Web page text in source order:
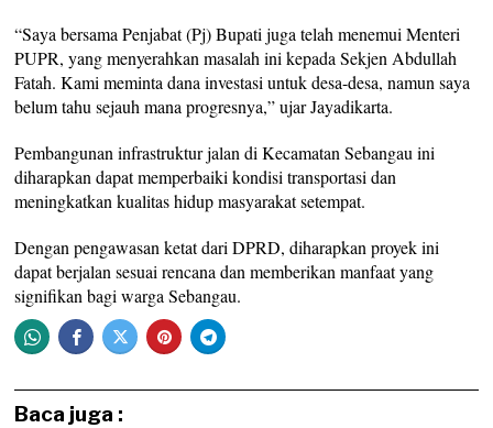
“Saya bersama Penjabat (Pj) Bupati juga telah menemui Menteri
PUPR, yang menyerahkan masalah ini kepada Sekjen Abdullah
Fatah. Kami meminta dana investasi untuk desa-desa, namun saya
belum tahu sejauh mana progresnya,” ujar Jayadikarta.
Pembangunan infrastruktur jalan di Kecamatan Sebangau ini
diharapkan dapat memperbaiki kondisi transportasi dan
meningkatkan kualitas hidup masyarakat setempat.
Dengan pengawasan ketat dari DPRD, diharapkan proyek ini
dapat berjalan sesuai rencana dan memberikan manfaat yang
signifikan bagi warga Sebangau.
Baca juga :